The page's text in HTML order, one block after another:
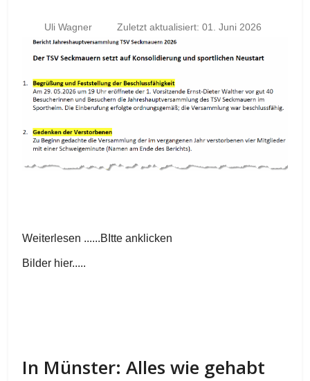
Uli Wagner Zuletzt aktualisiert: 01. Juni 2026
Weiterlesen ......BItte anklicken
Bilder hier.....
In Münster: Alles wie gehabt